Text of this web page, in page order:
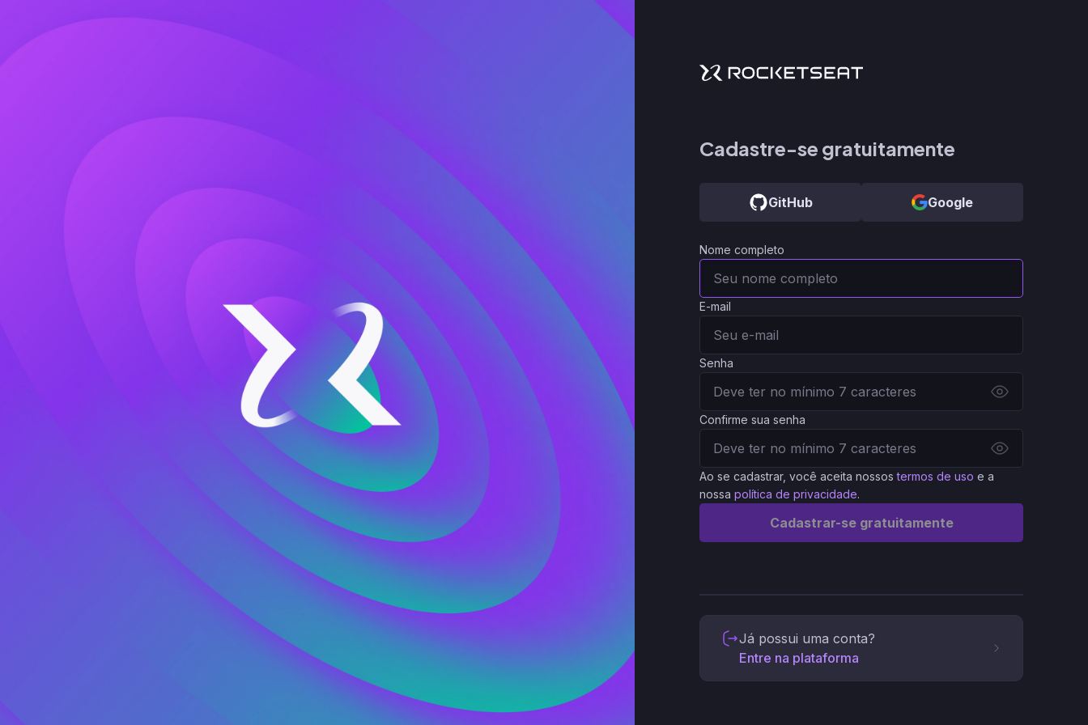
Cadastre-se gratuitamente
GitHub Google
Nome completo
E-mail
Senha
Confirme sua senha
Ao se cadastrar, você aceita nossos termos de uso e a
nossa política de privacidade.
Cadastrar-se gratuitamente
Já possui uma conta?
Entre na plataforma